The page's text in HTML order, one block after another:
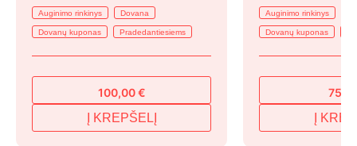
Auginimo rinkinys Dovana
Dovanų kuponas Pradedantiesiems
100,00€
Į KREPŠELĮ
Auginimo rinkinys
Dovanų kuponas
Į